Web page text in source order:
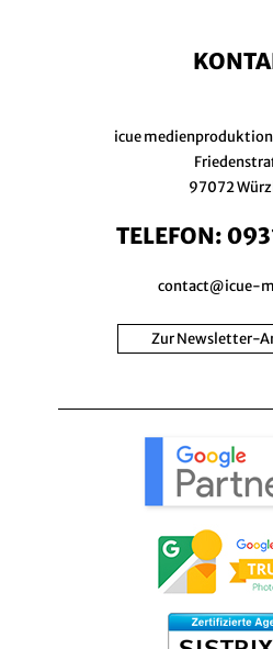
icue medienproduktion
97072
TELEFON:
contact@icue-
Zur Newsletter-